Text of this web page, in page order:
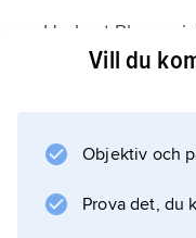
Herbert Plumer
Han stred i flera
Hans främsta
fältmarskalk,
Vill du
Objektiv och
Prova det, du